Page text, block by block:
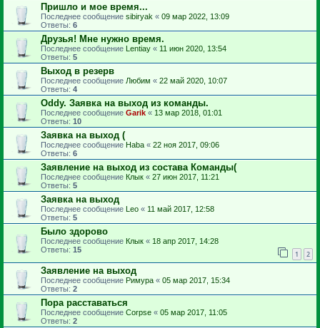
Пришло и мое время...
Последнее сообщение sibiryak « 09 мар 2022, 13:09
Ответы: 6
Друзья! Мне нужно время.
Последнее сообщение Lentiay « 11 июн 2020, 13:54
Ответы: 5
Выход в резерв
Последнее сообщение Любим « 22 май 2020, 10:07
Ответы: 4
Oddy. Заявка на выход из команды.
Последнее сообщение Garik « 13 мар 2018, 01:01
Ответы: 10
Заявка на выход (
Последнее сообщение Haba « 22 ноя 2017, 09:06
Ответы: 6
Заявление на выход из состава Команды(
Последнее сообщение Клык « 27 июн 2017, 11:21
Ответы: 5
Заявка на выход
Последнее сообщение Leo « 11 май 2017, 12:58
Ответы: 5
Было здорово
Последнее сообщение Клык « 18 апр 2017, 14:28
Ответы: 15 1 2
Заявление на выход
Последнее сообщение Римура « 05 мар 2017, 15:34
Ответы: 2
Пора расставаться
Последнее сообщение Corpse « 05 мар 2017, 11:05
Ответы: 2